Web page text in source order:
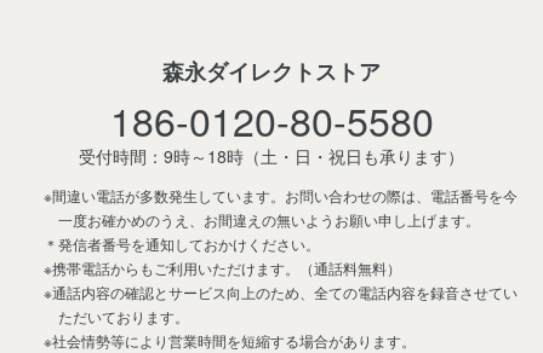
森永ダイレクトストア
186-0120-80-5580
受付時間：9時～18時 （土・日・祝日も承ります）
※間違い電話が多数発生しています。お問い合わせの際は、電話番号を今
一度お確かめのうえ、お間違えの無いようお願い申し上げます。
＊発信者番号を通知しておかけください。
※携帯電話からもご利用いただけます。（通話料無料）
※通話内容の確認とサービス向上のため、全ての電話内容を録音させてい
ただいております。
※社会情勢等により営業時間を短縮する場合があります。